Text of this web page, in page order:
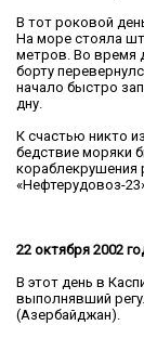
В тот роковой
На море стояла
метров. Во время
борту
начало быстро
дну.
К счастью никто
бедствие моряки
кораблекрушения
«Нефтерудовоз-
22 октября 2002
В этот день в
выполнявший
(Азербайджан).